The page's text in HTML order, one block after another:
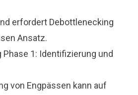
erfordert Debottlenecking
Ansatz.
1: Identifizierung und
von Engpässen kann auf